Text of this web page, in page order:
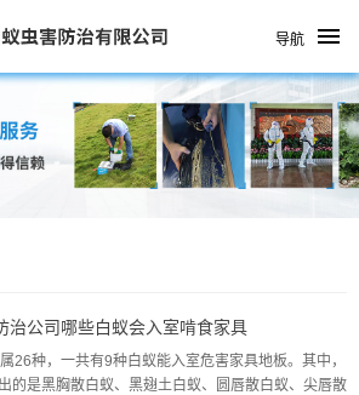
导航
治公司哪些白蚁会入室啃食家具
26种，一共有9种白蚁能入室危害家具地板。其中，
的是黑胸散白蚁、黑翅土白蚁、圆唇散白蚁、尖唇散